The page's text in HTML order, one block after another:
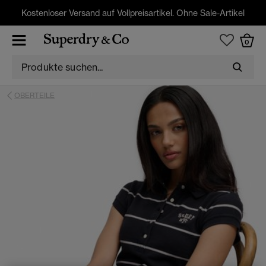
Kostenloser Versand auf Vollpreisartikel. Ohne Sale-Artikel
0
OBERTEILE